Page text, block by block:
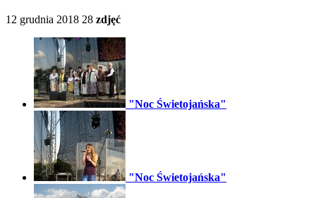
12 grudnia 2018 28 zdjęć
"Noc Świetojańska"
"Noc Świetojańska"